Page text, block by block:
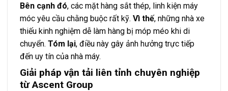
Bên cạnh đó, các mặt hàng sắt thép, linh kiện máy
móc yêu cầu chằng buộc rất kỹ. Vì thế, những nhà xe
thiếu kinh nghiệm dễ làm hàng bị móp méo khi di
chuyển. Tóm lại, điều này gây ảnh hưởng trực tiếp
đến uy tín của nhà máy.
Giải pháp vận tải liên tỉnh chuyên nghiệp
từ Ascent Group